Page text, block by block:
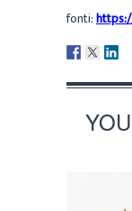
fonti: